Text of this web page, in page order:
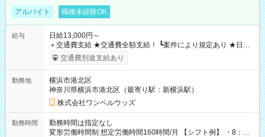
アルバイト 職種未経験OK
給与
日給13,000円～
＋交通費支給 ★交通費全額支給！ ┗案件により規定あり ★日払
いOK！（規定あり） ┗働いたその日に現金GET♪ お仕事後はコ
ンビニATMから 日払い分を引き落とせます！ 【試用期間】試
交通費別途支給あり
勤務地
横浜市港北区
神奈川県横浜市港北区（最寄り駅：新横浜駅）
株式会社ワンベルウッズ
勤務時間
勤務時間は指定なし
変形労働時間制 想定労働時間160時間/月 【シフト例】 ・8：00